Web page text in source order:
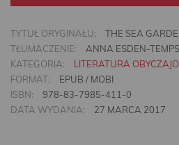
TYTUŁ ORYGINAŁU:
THE SEA
TŁUMACZENIE:
ANNA ESDEN-
KATEGORIA:
LITERATURA
FORMAT:
EPUB / MOBI
ISBN:
978-83-7985-411-0
DATA WYDANIA:
27 MARCA 2017